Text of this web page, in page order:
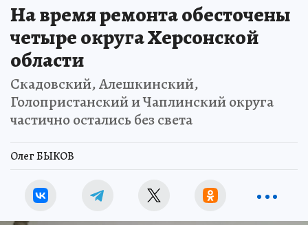
На время ремонта обесточены
четыре округа Херсонской
области
Скадовский, Алешкинский,
Голопристанский и Чаплинский округа
частично остались без света
Олег БЫКОВ